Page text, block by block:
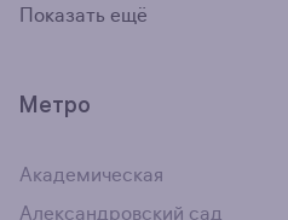
Показать ещё
Метро
Академическая
Александровский сад